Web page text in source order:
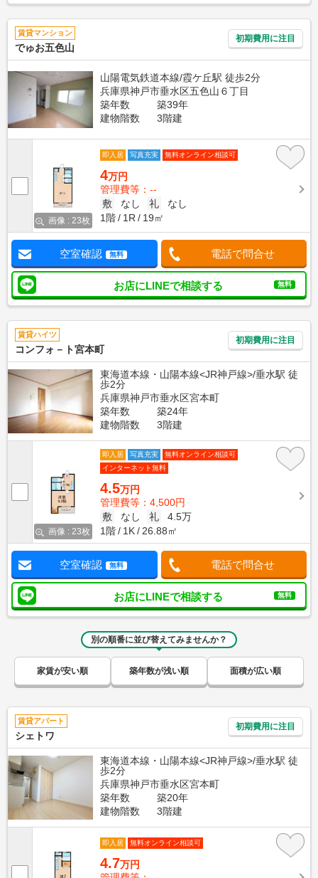
賃貸マンション
でゅお五色山
初期費用に注目
山陽電気鉄道本線/霞ケ丘駅 徒歩2分
兵庫県神戸市垂水区五色山６丁目
築年数
築39年
建物階数
3階建
画像 : 23枚
即入居 写真充実 無料オンライン相談可
4万円
管理費等：--
敷
なし 礼
なし
1階
1R 19㎡
空室確認 無料 電話で問合せ
お店にLINEで相談する 無料
賃貸ハイツ
コンフォ－ト宮本町
初期費用に注目
東海道本線・山陽本線<JR神戸線>/垂水駅 徒
歩2分
兵庫県神戸市垂水区宮本町
築年数
築24年
建物階数
3階建
画像 : 23枚
即入居 写真充実
無料オンライン相談可
インターネット無料
4.5万円
管理費等：4,500円
敷
なし 礼
4.5万
1階
1K 26.88㎡
空室確認 無料 電話で問合せ
お店にLINEで相談する 無料
別の順番に並び替えてみませんか？
家賃が安い順 築年数が浅い順 面積が広い順
賃貸アパート
シェトワ
初期費用に注目
東海道本線・山陽本線<JR神戸線>/垂水駅 徒
歩2分
兵庫県神戸市垂水区宮本町
築年数
築20年
建物階数
3階建
即入居 無料オンライン相談可
4.7万円